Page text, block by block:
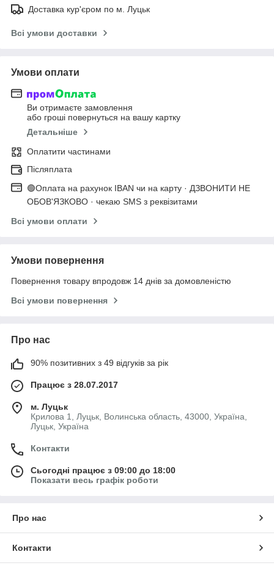
Доставка кур'єром по м. Луцьк
Всі умови доставки
Умови оплати
Ви отримаєте замовлення
або гроші повернуться на вашу картку
Детальніше
Оплатити частинами
Післяплата
🟢Оплата на рахунок IBAN чи на карту · ДЗВОНИТИ НЕ
ОБОВ'ЯЗКОВО · чекаю SMS з реквізитами
Всі умови оплати
Умови повернення
Повернення товару впродовж 14 днів за домовленістю
Всі умови повернення
Про нас
90% позитивних з 49 відгуків за рік
Працює з 28.07.2017
м. Луцьк
Крилова 1, Луцьк, Волинська область, 43000, Україна,
Луцьк, Україна
Контакти
Сьогодні працює з 09:00 до 18:00
Показати весь графік роботи
Про нас
Контакти